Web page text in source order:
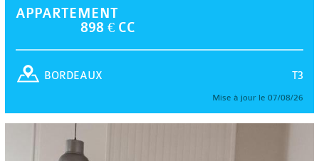
APPARTEMENT
898 € CC
T3
BORDEAUX
Mise à jour le 07/08/26